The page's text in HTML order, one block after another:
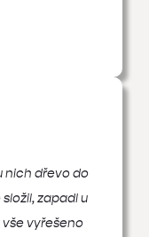
nich dřevo do
zapadl u
vyřešeno